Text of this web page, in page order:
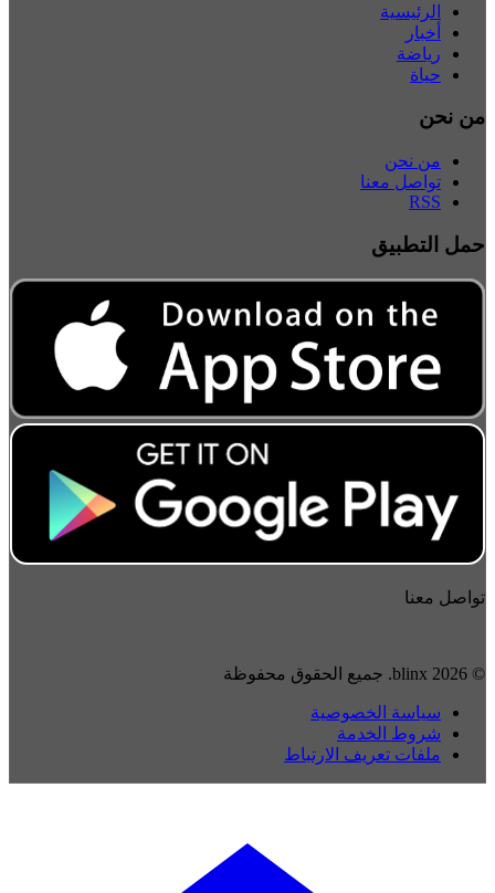
الرئيسية
أخبار
رياضة
حياة
من نحن
من نحن
تواصل معنا
RSS
حمل التطبيق
تواصل معنا
© 2026 blinx. جميع الحقوق محفوظة
سياسة الخصوصية
شروط الخدمة
ملفات تعريف الارتباط